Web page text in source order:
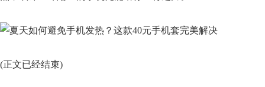
(正文已经结束)